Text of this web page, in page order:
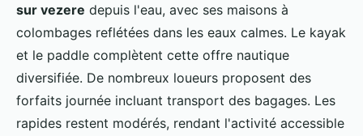
sur vezere depuis l'eau, avec ses maisons à
colombages reflétées dans les eaux calmes. Le kayak
et le paddle complètent cette offre nautique
diversifiée. De nombreux loueurs proposent des
forfaits journée incluant transport des bagages. Les
rapides restent modérés, rendant l'activité accessible